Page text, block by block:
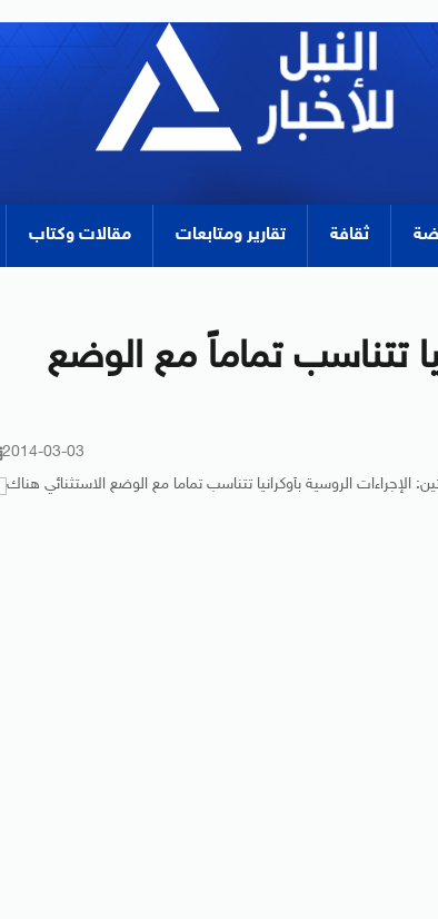
ثقافة تقارير ومتابعات مقالات وكتاب
تتناسب تماماً مع الوضع
2014-03-03